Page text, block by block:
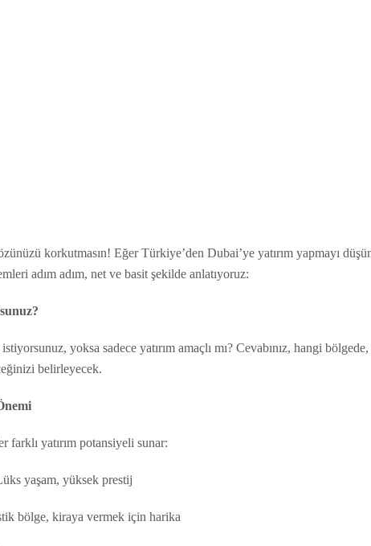
korkutmasın! Eğer Türkiye’den Dubai’ye yatırım yapmayı
adım adım, net ve basit şekilde anlatıyoruz:
yoksa sadece yatırım amaçlı mı? Cevabınız, hangi
belirleyecek.
farklı yatırım potansiyeli sunar:
yaşam, yüksek prestij
bölge, kiraya vermek için harika